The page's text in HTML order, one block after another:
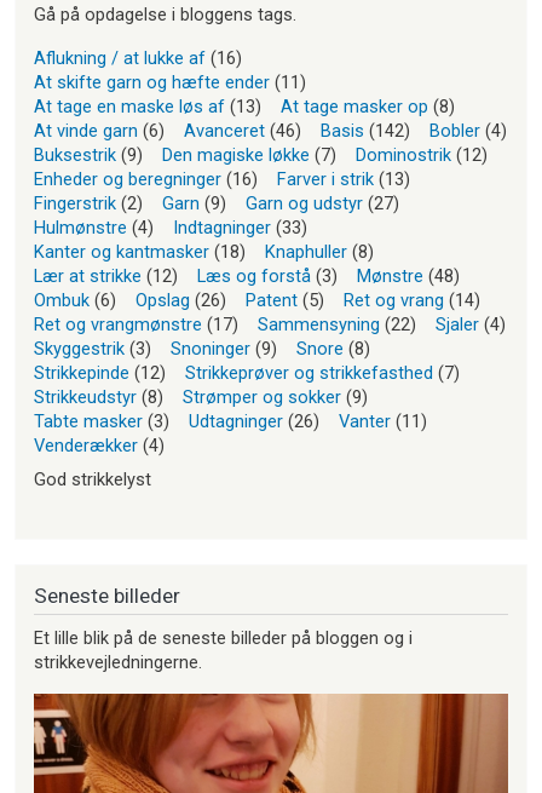
Gå på opdagelse i bloggens tags.
Aflukning / at lukke af (16)
At skifte garn og hæfte ender (11)
At tage en maske løs af (13) At tage masker op (8)
At vinde garn (6) Avanceret (46) Basis (142) Bobler (4)
Buksestrik (9) Den magiske løkke (7) Dominostrik (12)
Enheder og beregninger (16) Farver i strik (13)
Fingerstrik (2) Garn (9) Garn og udstyr (27)
Hulmønstre (4) Indtagninger (33)
Kanter og kantmasker (18) Knaphuller (8)
Lær at strikke (12) Læs og forstå (3) Mønstre (48)
Ombuk (6) Opslag (26) Patent (5) Ret og vrang (14)
Ret og vrangmønstre (17) Sammensyning (22) Sjaler (4)
Skyggestrik (3) Snoninger (9) Snore (8)
Strikkepinde (12) Strikkeprøver og strikkefasthed (7)
Strikkeudstyr (8) Strømper og sokker (9)
Tabte masker (3) Udtagninger (26) Vanter (11)
Venderækker (4)
God strikkelyst
Seneste billeder
Et lille blik på de seneste billeder på bloggen og i
strikkevejledningerne.